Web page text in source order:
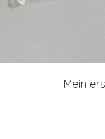
Mein